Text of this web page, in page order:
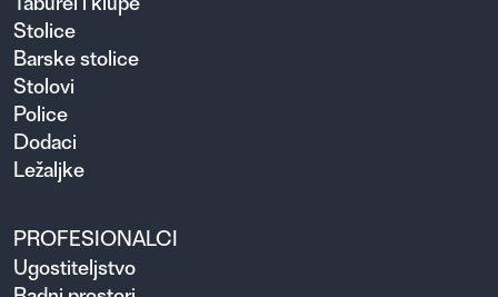
Stolice
Barske stolice
Stolovi
Police
Dodaci
Ležaljke
PROFESIONALCI
Ugosti­teljstvo